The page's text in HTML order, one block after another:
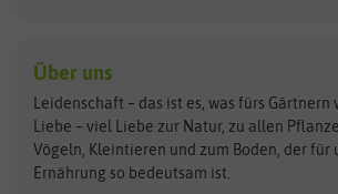
Kräutersamen
Obstsamen
Pilzbrut
Rasensamen
Steckzwiebeln
Benary
Bingenheimer Saatgut
Bionana
Dürr-
Über uns
Leidenschaft – das ist es, was fürs
Liebe – viel Liebe zur Natur, zu allen
Vögeln, Kleintieren und zum Boden, der für
Ernährung so bedeutsam ist.